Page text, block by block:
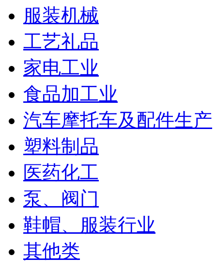
服装机械
工艺礼品
家电工业
食品加工业
汽车摩托车及配件生产
塑料制品
医药化工
泵、阀门
鞋帽、服装行业
其他类